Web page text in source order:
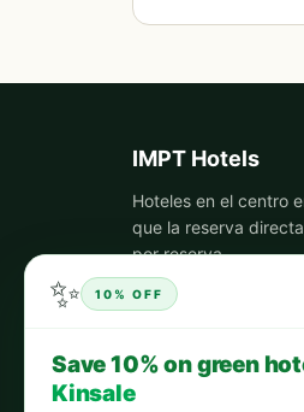
IMPT Hotels
Hoteles en el centro
que la reserva
por reserva.
✨ 10% OFF
Save 10% on green
Kinsale